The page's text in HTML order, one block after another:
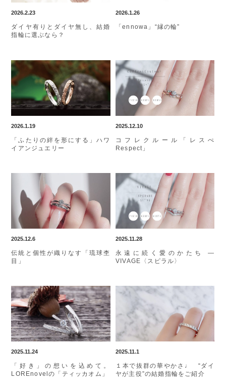
2026.2.23
ダイヤ有りとダイヤ無し、結婚
指輪に選ぶなら？
2026.1.26
「ennowa」“縁の輪”
2026.1.19
「ふたりの絆を形にする」ハワ
イアンジュエリー
2025.12.10
コフレクルール「レスぺ
Respect」
2025.12.6
伝統と個性が織りなす「琉球杢
目」
2025.11.28
永遠に続く愛のかたち ―
VIVAGE〈スピラル〉
2025.11.24
「好き」の想いを込めて。
LOREnovelの「ティッカオム」
2025.11.1
１本で抜群の華やかさ♩ “ダイ
ヤが主役”の結婚指輪をご紹介